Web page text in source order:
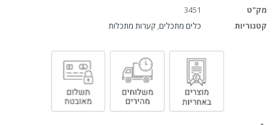
מק"ט
3451
קטגוריות
כלים מתכלים קערות מתכלות